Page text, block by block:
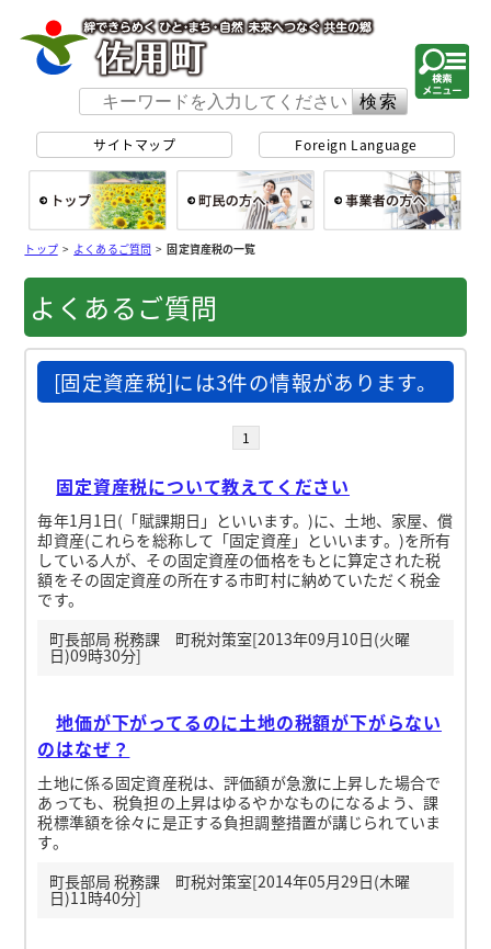
サイトマップ Foreign Language
総合トップ
トップ> よくあるご質問>固定資産税の一覧
よくあるご質問
[固定資産税]には3件の情報があります。
1
固定資産税について教えてください
毎年1月1日(「賦課期日」といいます。)に、土地、家屋、償
却資産(これらを総称して「固定資産」といいます。)を所有
している人が、その固定資産の価格をもとに算定された税
額をその固定資産の所在する市町村に納めていただく税金
です。
町長部局 税務課 町税対策室[2013年09月10日(火曜
日)09時30分]
地価が下がってるのに土地の税額が下がらない
のはなぜ？
土地に係る固定資産税は、評価額が急激に上昇した場合で
あっても、税負担の上昇はゆるやかなものになるよう、課
税標準額を徐々に是正する負担調整措置が講じられていま
す。
町長部局 税務課 町税対策室[2014年05月29日(木曜
日)11時40分]